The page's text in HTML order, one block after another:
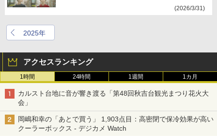
(2026/3/31)
2025年
アクセスランキング
1時間 24時間 1週間 1カ月
カルスト台地に音が響き渡る「第48回秋吉台観光まつり花火大
会」
岡嶋和幸の「あとで買う」 1,903点目：高密閉で保冷効果が高い
クーラーボックス - デジカメ Watch